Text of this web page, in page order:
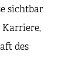
sichtbar
Karriere,
des